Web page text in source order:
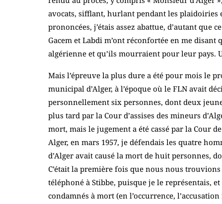
avocats, sifflant, hurlant pendant les
prononcées, j’étais assez abattue, d’autant que
Gacem et Labdi m’ont réconfortée en me
algérienne et qu’ils mourraient pour leur pays.
Mais l’épreuve la plus dure a été pour mois le
municipal d’Alger, à l’époque où le FLN avait
personnellement six personnes, dont deux
plus tard par la Cour d’assises des mineurs
mort, mais le jugement a été cassé par la Cour
Alger, en mars 1957, je défendais les quatre
d’Alger avait causé la mort de huit personnes,
C’était la première fois que nous nous
téléphoné à Stibbe, puisque je le représentais,
condamnés à mort (en l’occurrence,